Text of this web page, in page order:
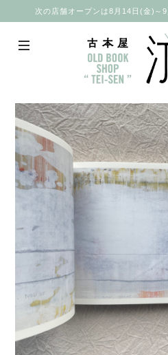
次の店舗オープンは8月14日(金)～